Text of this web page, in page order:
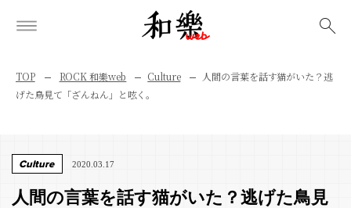
TOP ROCK 和樂web Culture
人間の言葉を話す猫がいた？逃
げた鳥見て「ざんねん」と呟く。
Culture 2020.03.17
人間の言葉を話す猫がいた？逃げた鳥見